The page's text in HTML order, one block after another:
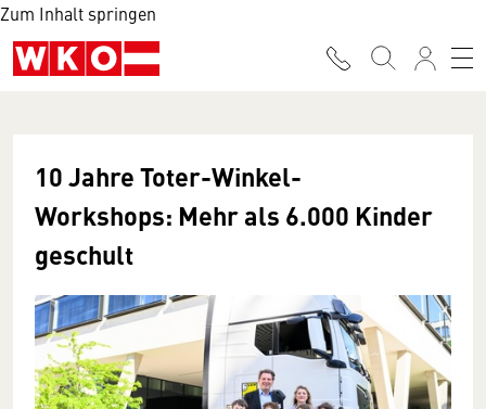
Zum Inhalt springen
10 Jahre Toter-Winkel-
Workshops: Mehr als 6.000 Kinder
geschult